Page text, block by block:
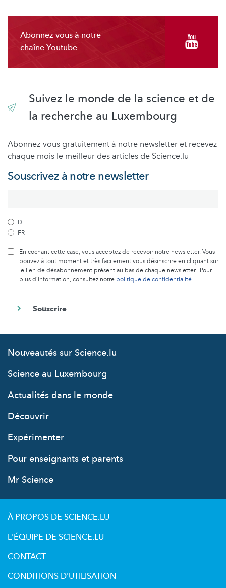
Abonnez-vous à notre
chaîne Youtube
Suivez le monde de la science et de
la recherche au Luxembourg
Abonnez-vous gratuitement à notre newsletter et recevez
chaque mois le meilleur des articles de Science.lu
Souscrivez à notre newsletter
DE
FR
En cochant cette case, vous acceptez de recevoir notre newsletter. Vous
pouvez à tout moment et très facilement vous désinscrire en cliquant sur
le lien de désabonnement présent au bas de chaque newsletter. Pour
plus d’information, consultez notre politique de confidentialité.
Nouveautés sur Science.lu
Science au Luxembourg
Actualités dans le monde
Découvrir
Expérimenter
Pour enseignants et parents
Mr Science
À PROPOS DE SCIENCE.LU
L'ÉQUIPE DE SCIENCE.LU
CONTACT
CONDITIONS D'UTILISATION